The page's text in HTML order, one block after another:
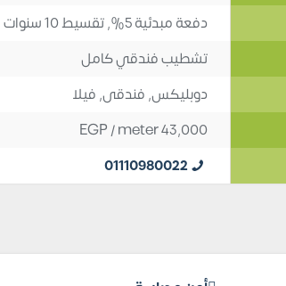
دفعة مبدئية 5%, تقسيط 10 سنوات
تشطيب فندقي كامل
دوبليكس,فندقى,فيلا
43,000
EGP/ meter
01110980022